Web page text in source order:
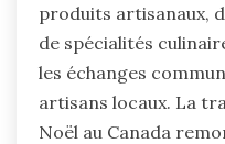
produits artisanaux,
de spécialités
les échanges
artisans locaux. La
Noël au Canada